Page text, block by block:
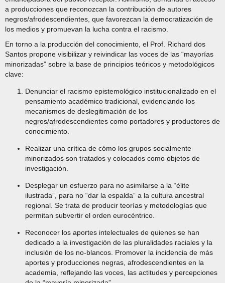
a producciones que reconozcan la contribución de autores
negros/afrodescendientes, que favorezcan la democratización de
los medios y promuevan la lucha contra el racismo.
En torno a la producción del conocimiento, el Prof. Richard dos
Santos propone visibilizar y reivindicar las voces de las “mayorías
minorizadas” sobre la base de principios teóricos y metodológicos
clave:
Denunciar el racismo epistemológico institucionalizado en el
pensamiento académico tradicional, evidenciando los
mecanismos de deslegitimación de los
negros/afrodescendientes como portadores y productores de
conocimiento.
Realizar una crítica de cómo los grupos socialmente
minorizados son tratados y colocados como objetos de
investigación.
Desplegar un esfuerzo para no asimilarse a la “élite
ilustrada”, para no “dar la espalda” a la cultura ancestral
regional. Se trata de producir teorías y metodologías que
permitan subvertir el orden eurocéntrico.
Reconocer los aportes intelectuales de quienes se han
dedicado a la investigación de las pluralidades raciales y la
inclusión de los no-blancos. Promover la incidencia de más
aportes y producciones negras, afrodescendientes en la
academia, reflejando las voces, las actitudes y percepciones